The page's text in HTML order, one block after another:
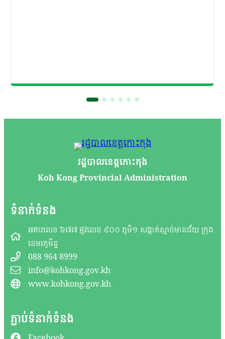
រដ្ឋបាលខេត្តកោះកុង
Koh Kong Provincial Administration
ទំនាក់ទំនង
អគារលេខ ៦៧៧ ផ្លូវលេខ ៩០០ ភូមិ១ សង្កាត់ស្មាច់មានជ័យ ក្រុង
ខេមរភូមិន្ទ
088 964 8999
info@kohkong.gov.kh
www.kohkong.gov.kh
ភ្ជាប់ទំនាក់ទំនង